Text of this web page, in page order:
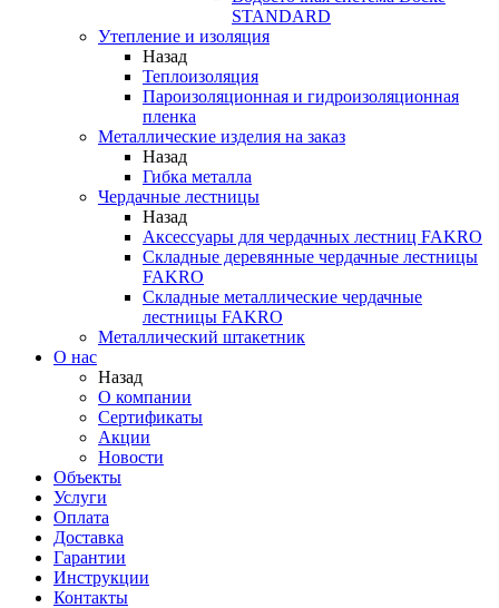
STANDARD
Утепление и изоляция
Назад
Теплоизоляция
Пароизоляционная и гидроизоляционная
пленка
Металлические изделия на заказ
Назад
Гибка металла
Чердачные лестницы
Назад
Аксессуары для чердачных лестниц FAKRO
Складные деревянные чердачные лестницы
FAKRO
Складные металлические чердачные
лестницы FAKRO
Металлический штакетник
О нас
Назад
О компании
Сертификаты
Акции
Новости
Объекты
Услуги
Оплата
Доставка
Гарантии
Инструкции
Контакты